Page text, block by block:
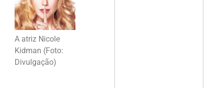
A atriz Nicole
Kidman (Foto:
Divulgação)